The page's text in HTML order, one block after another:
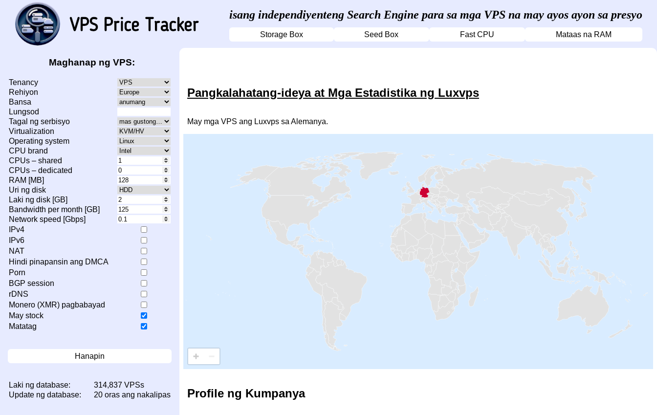
isang independiyenteng Search Engine para sa mga VPS na may ayos ayon sa presyo
Storage Box Seed Box Fast CPU Mataas na RAM
Maghanap ng VPS:
Tenancy
Rehiyon
Bansa
Lungsod
Tagal ng serbisyo
Virtualization
Operating system
CPU brand
CPUs – shared
CPUs – dedicated
RAM [MB]
Uri ng disk
Laki ng disk [GB]
Bandwidth per month [GB]
Network speed [Gbps]
IPv4
IPv6
NAT
Hindi pinapansin ang DMCA
Porn
BGP session
rDNS
Monero (XMR) pagbabayad
May stock
Matatag
Hanapin
Laki ng database:
314,837 VPSs
Update ng database:
20 oras ang nakalipas
Pangkalahatang-ideya at Mga Estadistika ng Luxvps
May mga VPS ang Luxvps sa Alemanya.
Profile ng Kumpanya